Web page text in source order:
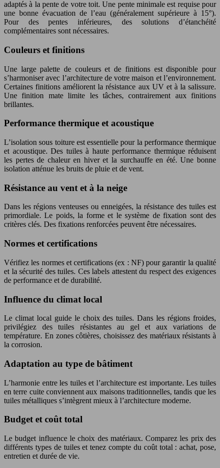
adaptés à la pente de votre toit. Une pente minimale est requise pour
une bonne évacuation de l’eau (généralement supérieure à 15°).
Pour des pentes inférieures, des solutions d’étanchéité
complémentaires sont nécessaires.
Couleurs et finitions
Une large palette de couleurs et de finitions est disponible pour
s’harmoniser avec l’architecture de votre maison et l’environnement.
Certaines finitions améliorent la résistance aux UV et à la salissure.
Une finition mate limite les tâches, contrairement aux finitions
brillantes.
Performance thermique et acoustique
L’isolation sous toiture est essentielle pour la performance thermique
et acoustique. Des tuiles à haute performance thermique réduisent
les pertes de chaleur en hiver et la surchauffe en été. Une bonne
isolation atténue les bruits de pluie et de vent.
Résistance au vent et à la neige
Dans les régions venteuses ou enneigées, la résistance des tuiles est
primordiale. Le poids, la forme et le système de fixation sont des
critères clés. Des fixations renforcées peuvent être nécessaires.
Normes et certifications
Vérifiez les normes et certifications (ex : NF) pour garantir la qualité
et la sécurité des tuiles. Ces labels attestent du respect des exigences
de performance et de durabilité.
Influence du climat local
Le climat local guide le choix des tuiles. Dans les régions froides,
privilégiez des tuiles résistantes au gel et aux variations de
température. En zones côtières, choisissez des matériaux résistants à
la corrosion.
Adaptation au type de bâtiment
L’harmonie entre les tuiles et l’architecture est importante. Les tuiles
en terre cuite conviennent aux maisons traditionnelles, tandis que les
tuiles métalliques s’intègrent mieux à l’architecture moderne.
Budget et coût total
Le budget influence le choix des matériaux. Comparez les prix des
différents types de tuiles et tenez compte du coût total : achat, pose,
entretien et durée de vie.